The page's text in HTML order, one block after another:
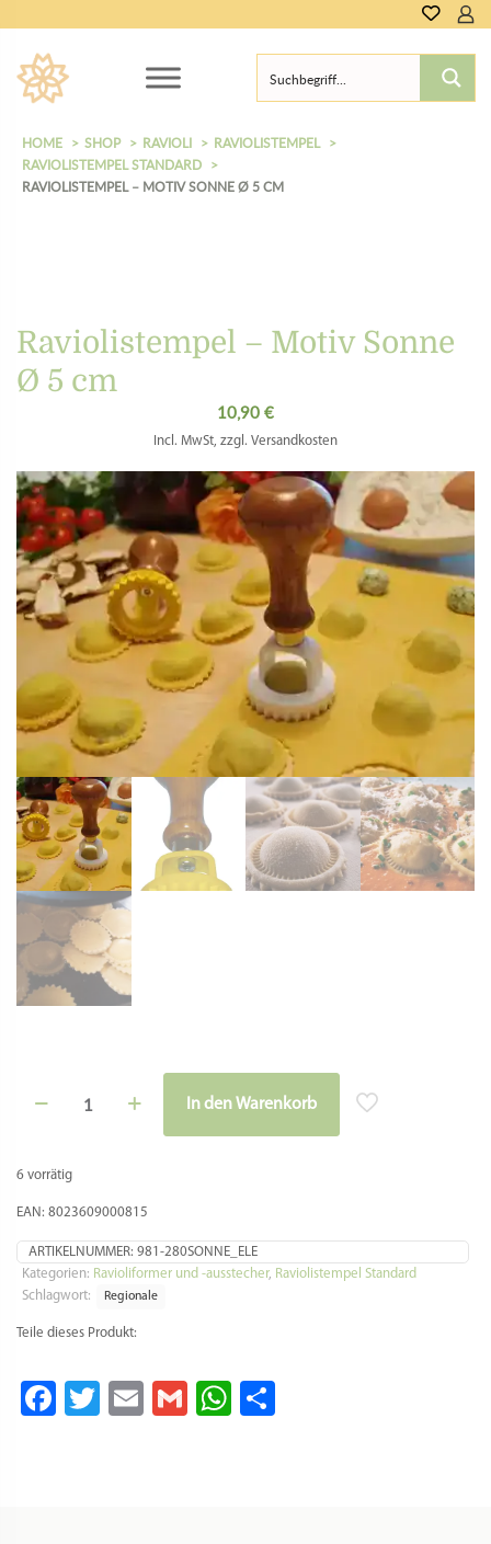
0,00
HOME SHOP RAVIOLI
RAVIOLISTEMPEL
RAVIOLISTEMPEL STANDARD
RAVIOLISTEMPEL – MOTIV SONNE Ø 5 CM
Raviolistempel – Motiv Sonne
Ø 5 cm
10,90 €
Incl. MwSt, zzgl. Versandkosten
6 vorrätig
Ø
cm
In den Warenkorb
EAN: 8023609000815
ARTIKELNUMMER: 981-280SONNE_ELE
Kategorien: Ravioliformer und -ausstecher, Raviolistempel Standard
Schlagwort:
Regionale
Teile dieses Produkt:
Facebook
Twitter
EmailGmailWhatsApp